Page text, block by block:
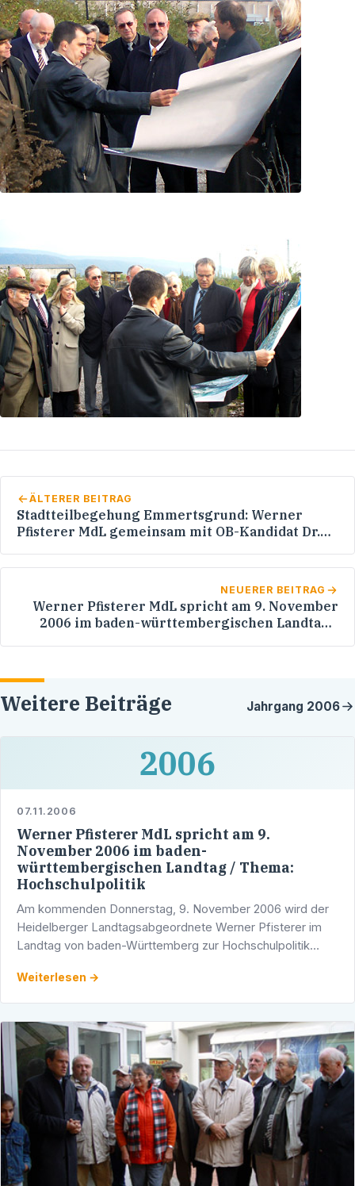
ÄLTERER BEITRAG
Stadtteilbegehung Emmertsgrund: Werner
Pfisterer MdL gemeinsam mit OB-Kandidat Dr.
NEUERER BEITRAG
Werner Pfisterer MdL spricht am 9. November
2006 im baden-württembergischen Landtag /
Weitere Beiträge Jahrgang 2006
2006
07.11.2006
Werner Pfisterer MdL spricht am 9.
November 2006 im baden-
württembergischen Landtag / Thema:
Hochschulpolitik
Am kommenden Donnerstag, 9. November 2006 wird der
Heidelberger Landtagsabgeordnete Werner Pfisterer im
Landtag von baden-Württemberg zur Hochschulpolitik
Thema …
Weiterlesen →